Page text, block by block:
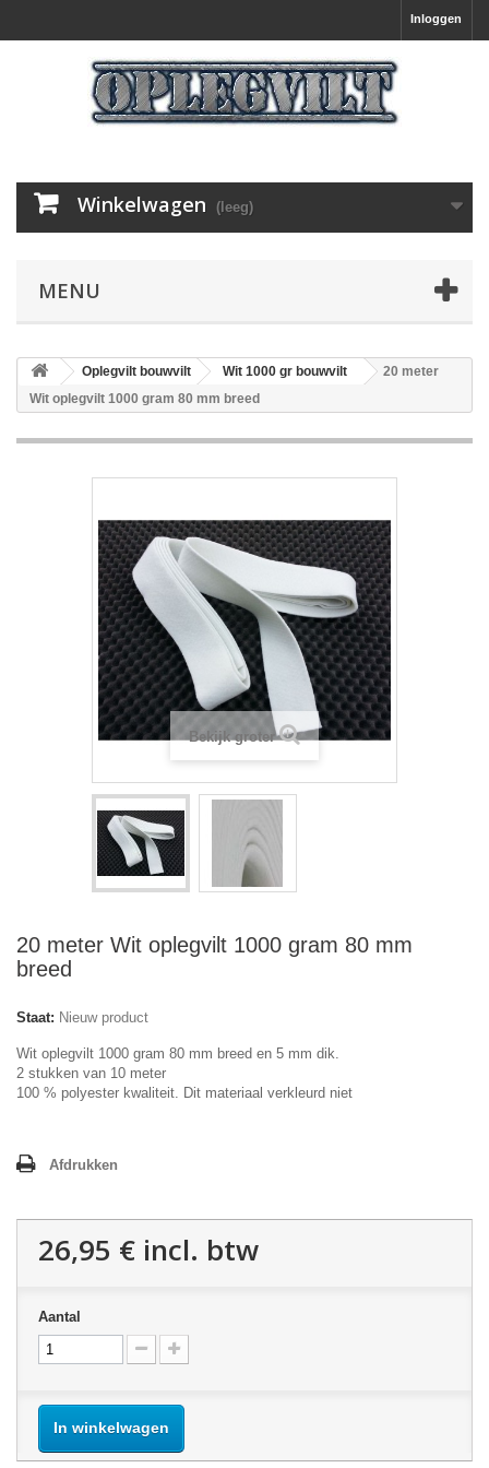
Inloggen
Winkelwagen (leeg)
MENU
Oplegvilt bouwvilt Wit 1000 gr bouwvilt
20 meter
Wit oplegvilt 1000 gram 80 mm breed
Bekijk groter
20 meter Wit oplegvilt 1000 gram 80 mm
breed
Staat: Nieuw product
Wit oplegvilt 1000 gram 80 mm breed en 5 mm dik.
2 stukken van 10 meter
100 % polyester kwaliteit. Dit materiaal verkleurd niet
Afdrukken
26,95 € incl. btw
Aantal
In winkelwagen